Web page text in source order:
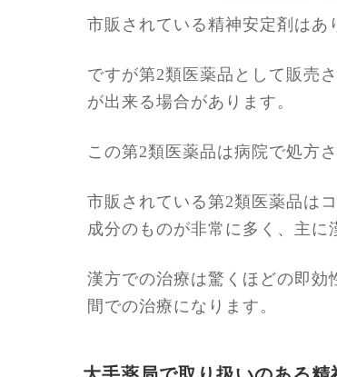
市販されている精神安定剤はあ
ですが第2類医薬品として販売
が出来る場合があります。
この第2類医薬品は病院で処方
市販されている第2類医薬品は
成分のものが非常に多く、主
漢方での治療は驚くほどの即
間での治療になります。